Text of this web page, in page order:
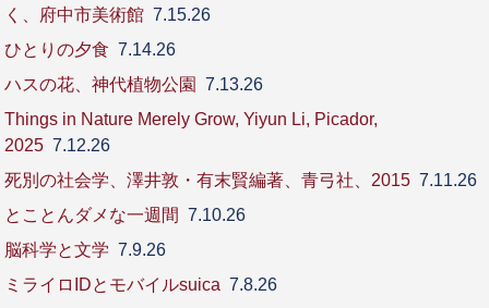
く、府中市美術館 7.15.26
ひとりの夕食 7.14.26
ハスの花、神代植物公園
7.13.26
Things in Nature Merely Grow, Yiyun Li, Picador,
2025 7.12.26
死別の社会学、澤井敦・有末賢編著、青弓社、2015 7.11.26
とことんダメな一週間 7.10.26
脳科学と文学 7.9.26
ミライロIDとモバイルsuica 7.8.26